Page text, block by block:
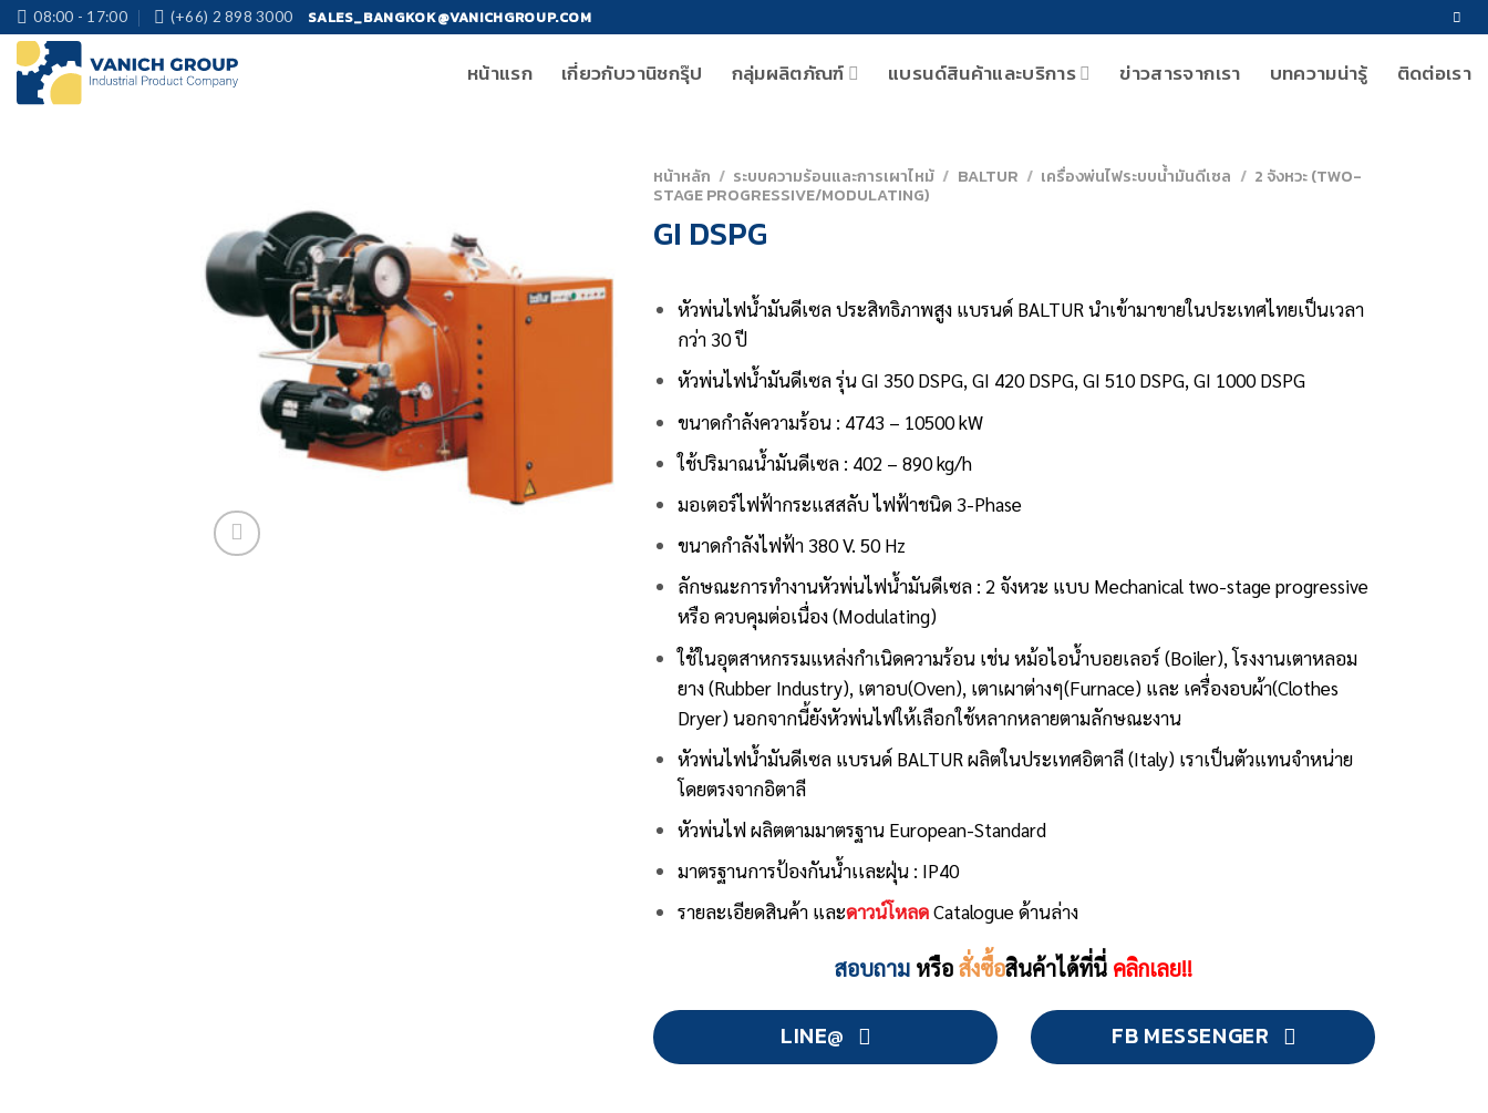
Skip
to
content
08:00 - 17:00 (+66) 2 898 3000 SALES_BANGKOK@VANICHGROUP.COM
หน้าแรก เกี่ยวกับวานิชกรุ๊ป กลุ่มผลิตภัณฑ์ แบรนด์สินค้าและบริการ ข่าวสารจากเรา บทความน่ารู้ ติดต่อเรา
หน้าหลัก / ระบบความร้อนและการเผาไหม้ / BALTUR / เครื่องพ่นไฟระบบน้ำมันดีเซล / 2 จังหวะ (TWO-
STAGE PROGRESSIVE/MODULATING)
GI DSPG
หัวพ่นไฟน้ำมันดีเซล ประสิทธิภาพสูง แบรนด์ BALTUR นำเข้ามาขายในประเทศไทยเป็นเวลา
กว่า 30 ปี
หัวพ่นไฟน้ำมันดีเซล รุ่น GI 350 DSPG, GI 420 DSPG, GI 510 DSPG, GI 1000 DSPG
ขนาดกำลังความร้อน : 4743 – 10500 kW
ใช้ปริมาณน้ำมันดีเซล : 402 – 890 kg/h
มอเตอร์ไฟฟ้ากระแสสลับ ไฟฟ้าชนิด 3-Phase
ขนาดกำลังไฟฟ้า 380 V. 50 Hz
ลักษณะการทำงานหัวพ่นไฟน้ำมันดีเซล : 2 จังหวะ แบบ Mechanical two-stage progressive
หรือ ควบคุมต่อเนื่อง (Modulating)
ใช้ในอุตสาหกรรมแหล่งกำเนิดความร้อน เช่น หม้อไอน้ำบอยเลอร์ (Boiler), โรงงานเตาหลอม
ยาง (Rubber Industry), เตาอบ(Oven), เตาเผาต่างๆ(Furnace) และ เครื่องอบผ้า(Clothes
Dryer) นอกจากนี้ยังหัวพ่นไฟให้เลือกใช้หลากหลายตามลักษณะงาน
หัวพ่นไฟน้ำมันดีเซล แบรนด์ BALTURผลิตในประเทศอิตาลี (Italy) เราเป็นตัวแทนจำหน่าย
โดยตรงจากอิตาลี
หัวพ่นไฟ ผลิตตามมาตรฐาน European-Standard
มาตรฐานการป้องกันน้ำเเละฝุ่น : IP40
รายละเอียดสินค้า และดาวน์โหลดCatalogue ด้านล่าง
สอบถาม หรือ สั่งซื้อสินค้าได้ที่นี่ คลิกเลย!!
LINE@ FB MESSENGER